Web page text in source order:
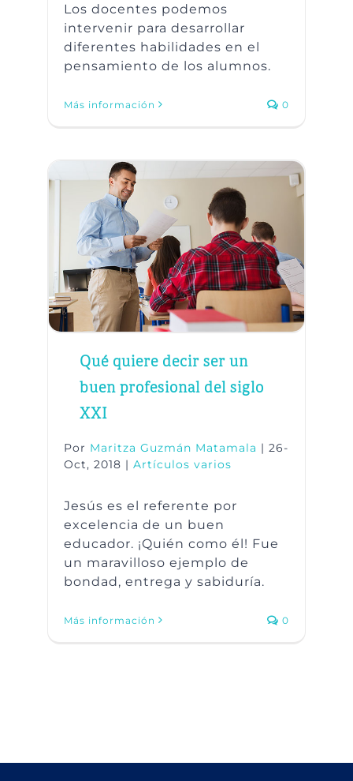
Los docentes podemos
intervenir para desarrollar
diferentes habilidades en el
pensamiento de los alumnos.
Más información 0
Qué quiere decir ser un
buen profesional del siglo
XXI
Por Maritza Guzmán Matamala | 26-
Oct, 2018 | Artículos varios
Jesús es el referente por
excelencia de un buen
educador. ¡Quién como él! Fue
un maravilloso ejemplo de
bondad, entrega y sabiduría.
Más información 0